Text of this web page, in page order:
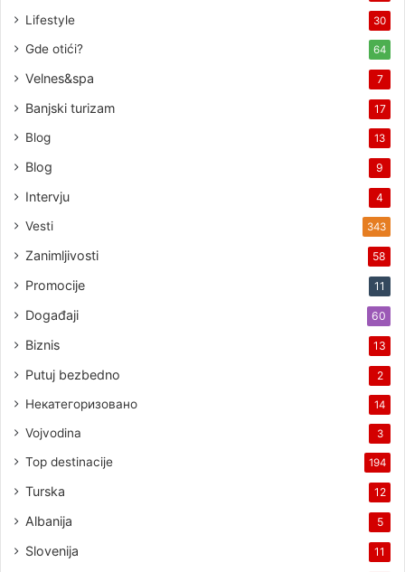
Lifestyle 30
Gde otići? 64
Velnes&spa 7
Banjski turizam 17
Blog 13
Blog 9
Intervju 4
Vesti 343
Zanimljivosti 58
Promocije 11
Događaji 60
Biznis 13
Putuj bezbedno 2
Некатегоризовано 14
Vojvodina 3
Top destinacije 194
Turska 12
Albanija 5
Slovenija 11